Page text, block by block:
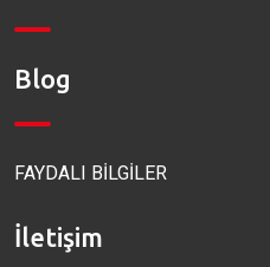
Blog
FAYDALI BİLGİLER
İletişim